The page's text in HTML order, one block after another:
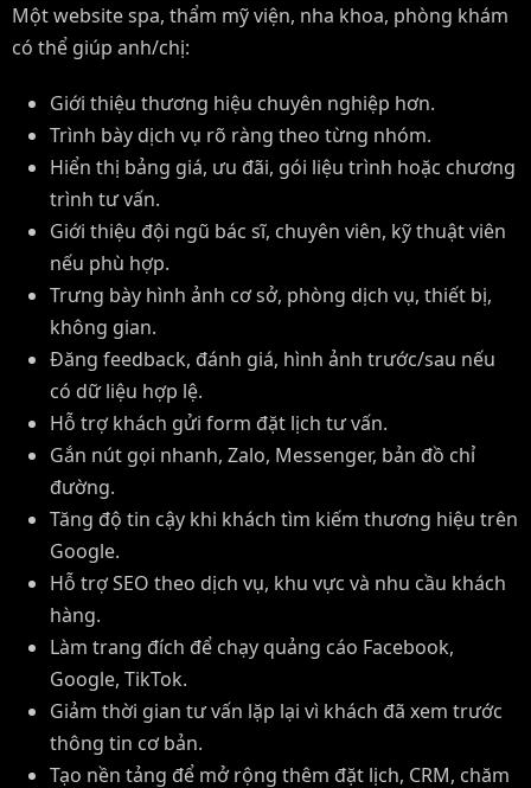
Một website spa, thẩm mỹ viện, nha khoa, phòng khám
có thể giúp anh/chị:
Giới thiệu thương hiệu chuyên nghiệp hơn.
Trình bày dịch vụ rõ ràng theo từng nhóm.
Hiển thị bảng giá, ưu đãi, gói liệu trình hoặc chương
trình tư vấn.
Giới thiệu đội ngũ bác sĩ, chuyên viên, kỹ thuật viên
nếu phù hợp.
Trưng bày hình ảnh cơ sở, phòng dịch vụ, thiết bị,
không gian.
Đăng feedback, đánh giá, hình ảnh trước/sau nếu
có dữ liệu hợp lệ.
Hỗ trợ khách gửi form đặt lịch tư vấn.
Gắn nút gọi nhanh, Zalo, Messenger, bản đồ chỉ
đường.
Tăng độ tin cậy khi khách tìm kiếm thương hiệu trên
Google.
Hỗ trợ SEO theo dịch vụ, khu vực và nhu cầu khách
hàng.
Làm trang đích để chạy quảng cáo Facebook,
Google, TikTok.
Giảm thời gian tư vấn lặp lại vì khách đã xem trước
thông tin cơ bản.
Tạo nền tảng để mở rộng thêm đặt lịch, CRM, chăm